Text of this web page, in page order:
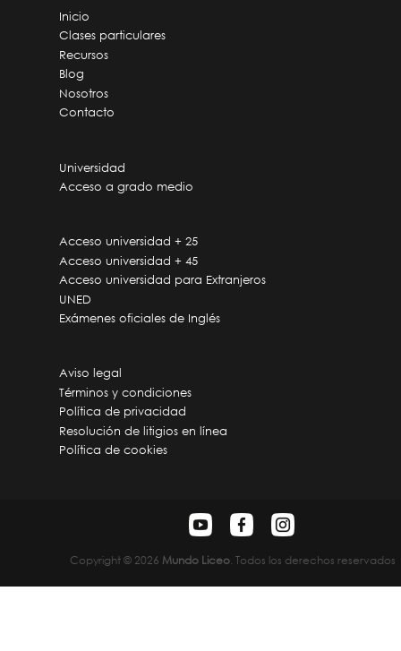
Inicio
Clases particulares
Recursos
Blog
Nosotros
Contacto
Universidad
Acceso a grado medio
Acceso universidad + 25
Acceso universidad + 45
Acceso universidad para Extranjeros
UNED
Exámenes oficiales de Inglés
Aviso legal
Términos y condiciones
Política de privacidad
Resolución de litigios en línea
Política de cookies
Copyright © 2026 Mundo Liceo. Todos los derechos reservados